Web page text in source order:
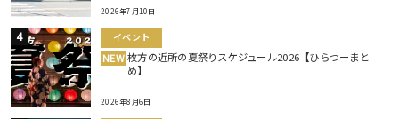
2026年7月10日
イベント
NEW 枚方の近所の夏祭りスケジュール2026【ひらつーまと
め】
2026年8月6日